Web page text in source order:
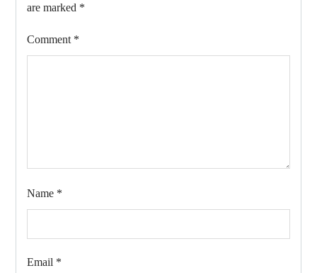
are marked *
Comment *
Name *
Email *